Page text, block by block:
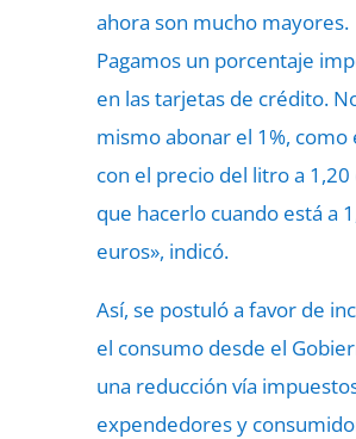
ahora son mucho mayores.
Pagamos un porcentaje
en las tarjetas de crédito.
mismo abonar el 1%, como
con el precio del litro a 1,20
que hacerlo cuando está a
euros», indicó.
Así, se postuló a favor de
el consumo desde el
una reducción vía
expendedores y